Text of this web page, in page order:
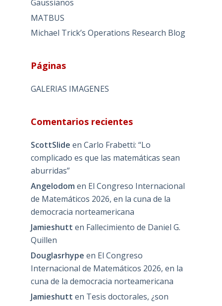
Gaussianos
MATBUS
Michael Trick’s Operations Research Blog
Páginas
GALERIAS IMAGENES
Comentarios recientes
ScottSlide en Carlo Frabetti: “Lo
complicado es que las matemáticas sean
aburridas”
Angelodom en El Congreso Internacional
de Matemáticos 2026, en la cuna de la
democracia norteamericana
Jamieshutt en Fallecimiento de Daniel G.
Quillen
Douglasrhype en El Congreso
Internacional de Matemáticos 2026, en la
cuna de la democracia norteamericana
Jamieshutt en Tesis doctorales, ¿son